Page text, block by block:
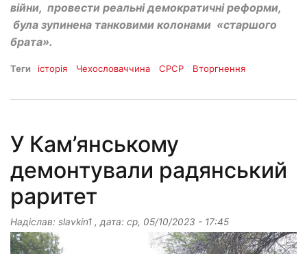
війни, провести реальні демократичні реформи,
була зупинена танковими колонами «старшого
брата».
Теги історія Чехословаччина СРСР Вторгнення
У Кам’янському
демонтували радянський
раритет
Надіслав: slavkin1 , дата: ср, 05/10/2023 - 17:45